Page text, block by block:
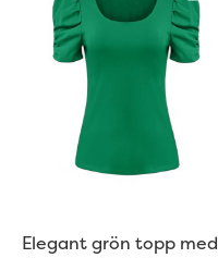
Elegant grön topp med